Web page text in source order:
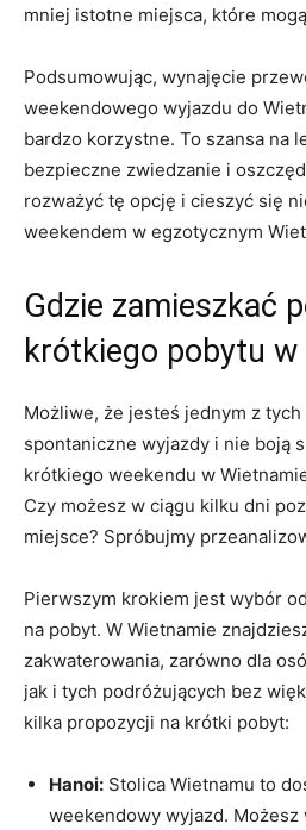
mniej ‍istotne⁤ miejsca, które
Podsumowując, wynajęcie
weekendowego wyjazdu do
‍bardzo korzystne. To szansa na
bezpieczne ⁣zwiedzanie i⁣
rozważyć tę opcję i cieszyć się
weekendem w egzotycznym
Gdzie zamieszkać
krótkiego pobytu‌ w
Możliwe, że jesteś ⁣jednym z⁤
spontaniczne wyjazdy i nie boją
‌krótkiego weekendu w
Czy możesz w ciągu ⁢kilku dni
miejsce? Spróbujmy
Pierwszym⁢ krokiem jest wybór
na ‍pobyt. W Wietnamie⁤
zakwaterowania, zarówno dla⁣
jak‌ i tych podróżujących ⁢bez
kilka propozycji na krótki pobyt:
Hanoi: ⁢Stolica⁤ Wietnamu ‍to
weekendowy wyjazd. ⁤Możesz